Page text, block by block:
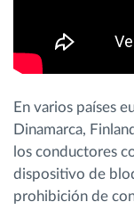
En varios países
Dinamarca,
los conductores
dispositivo de
prohibición de